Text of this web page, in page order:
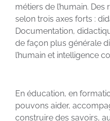
métiers de l’humain.
selon trois axes forts :
Documentation,
de façon plus générale
l’humain et intelligence
En éducation, en
pouvons aider,
construire des savoirs,